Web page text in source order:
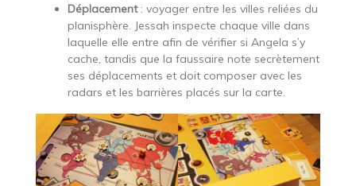
Déplacement: voyager entre les villes reliées du
planisphère. Jessah inspecte chaque ville dans
laquelle elle entre afin de vérifier si Angela s’y
cache, tandis que la faussaire note secrètement
ses déplacements et doit composer avec les
radars et les barrières placés sur la carte.